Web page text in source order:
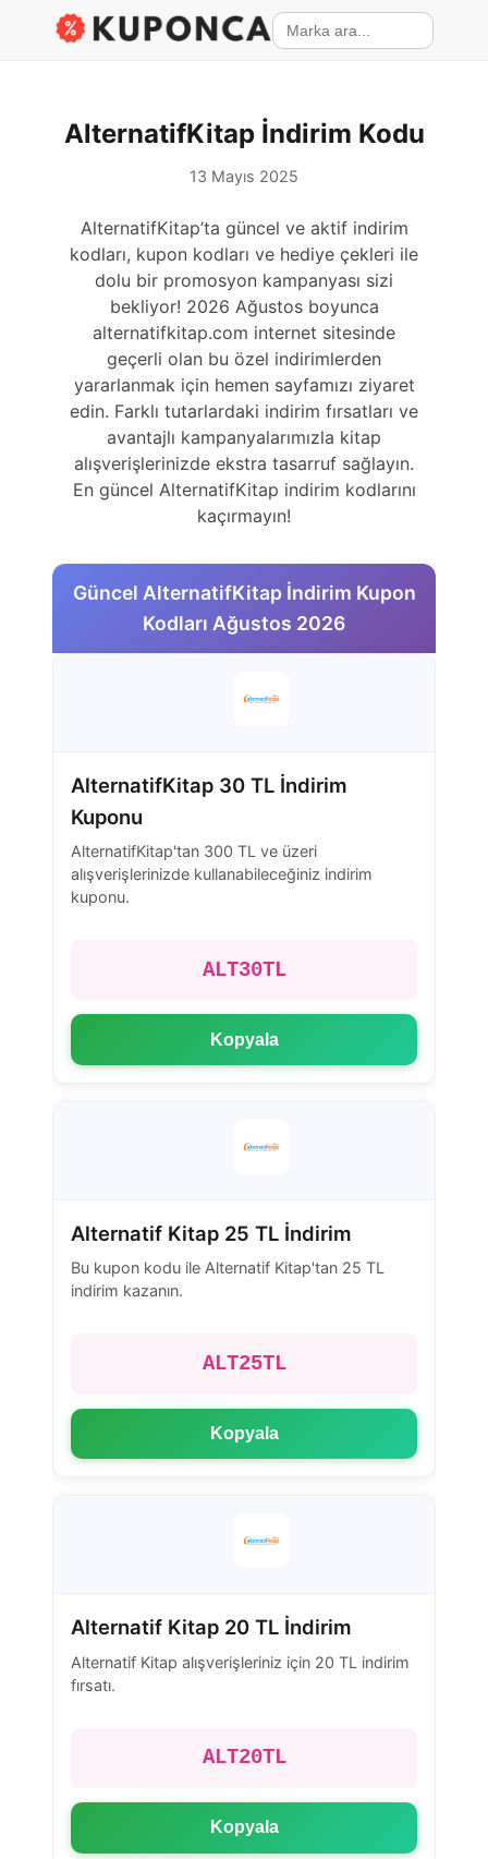
AlternatifKitap İndirim Kodu
13 Mayıs 2025
AlternatifKitap’ta güncel ve aktif indirim
kodları, kupon kodları ve hediye çekleri ile
dolu bir promosyon kampanyası sizi
bekliyor! 2026 Ağustos boyunca
alternatifkitap.com internet sitesinde
geçerli olan bu özel indirimlerden
yararlanmak için hemen sayfamızı ziyaret
edin. Farklı tutarlardaki indirim fırsatları ve
avantajlı kampanyalarımızla kitap
alışverişlerinizde ekstra tasarruf sağlayın.
En güncel AlternatifKitap indirim kodlarını
kaçırmayın!
Güncel AlternatifKitap İndirim Kupon
Kodları Ağustos 2026
AlternatifKitap 30 TL İndirim
Kuponu
AlternatifKitap'tan 300 TL ve üzeri
alışverişlerinizde kullanabileceğiniz indirim
kuponu.
ALT30TL
Kopyala
Alternatif Kitap 25 TL İndirim
Bu kupon kodu ile Alternatif Kitap'tan 25 TL
indirim kazanın.
ALT25TL
Kopyala
Alternatif Kitap 20 TL İndirim
Alternatif Kitap alışverişleriniz için 20 TL indirim
fırsatı.
ALT20TL
Kopyala